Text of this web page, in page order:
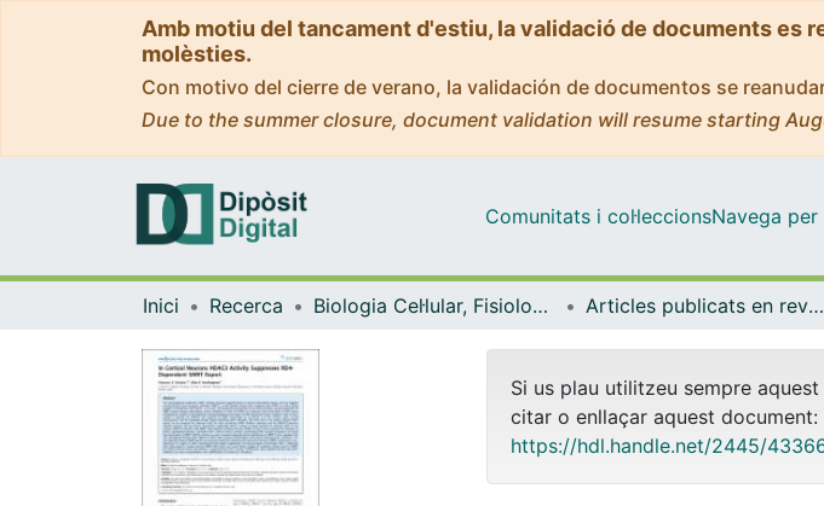
Amb motiu del tancament d'estiu, la validació de documents es
molèsties.
Con motivo del cierre de verano, la validación de documentos se
Due to the summer closure, document validation will resume starting
Comunitats i col·leccionsNavega
Inici Recerca Biologia Cel·lular, Fisiologia i Immunologia Articles publicats en revistes (Biologia Cel·lular, Fisiologia i Immunologia)
Si us plau utilitzeu sempre
citar o enllaçar aquest document:
https://hdl.handle.net/2445/